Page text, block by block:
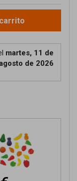
martes, 11 de
de 2026